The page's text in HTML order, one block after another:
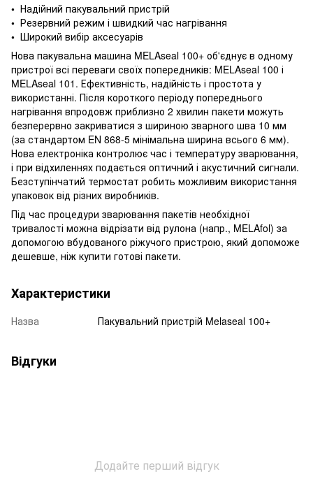
• Надійний пакувальний пристрій
• Резервний режим і швидкий час нагрівання
• Широкий вибір аксесуарів
Нова пакувальна машина MELAseal 100+ об'єднує в одному
пристрої всі переваги своїх попередників: MELAseal 100 і
MELAseal 101. Ефективність, надійність і простота у
використанні. Після короткого періоду попереднього
нагрівання впродовж приблизно 2 хвилин пакети можуть
безперервно закриватися з шириною зварного шва 10 мм
(за стандартом EN 868-5 мінімальна ширина всього 6 мм).
Нова електроніка контролює час і температуру зварювання,
і при відхиленнях подається оптичний і акустичний сигнали.
Безступінчатий термостат робить можливим використання
упаковок від різних виробників.
Під час процедури зварювання пакетів необхідної
тривалості можна відрізати від рулона (напр., MELAfol) за
допомогою вбудованого ріжучого пристрою, який допоможе
дешевше, ніж купити готові пакети.
Характеристики
Назва Пакувальний пристрій Melaseal 100+
Відгуки
Додайте перший відгук